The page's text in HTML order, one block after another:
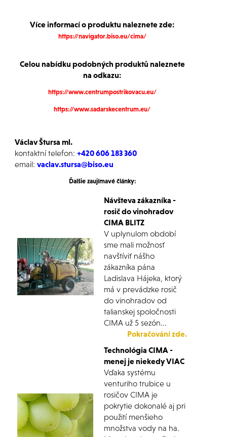
Více informací o produktu naleznete zde:
https://navigator.biso.eu/cima/
Celou nabídku podobných produktů naleznete
na odkazu:
https://www.centrumpostrikovacu.eu/
https://www.sadarskecentrum.eu/
Václav Štursa ml.
kontaktní telefon: +420 606 183 360
email: vaclav.stursa@biso.eu
Ďalšie zaujímavé články:
Návšteva zákazníka -
rosič do vinohradov
CIMA BLITZ
V uplynulom období
sme mali možnosť
navštíviť nášho
zákazníka pána
Ladislava Hájeka, ktorý
má v prevádzke rosič
do vinohradov od
talianskej spoločnosti
CIMA už 5 sezón...
Pokračování zde.
Technológia CIMA -
menej je niekedy VIAC
Vďaka systému
venturiho trubice u
rosičov CIMA je
pokrytie dokonalé aj pri
použití menšieho
množstva vody na ha.